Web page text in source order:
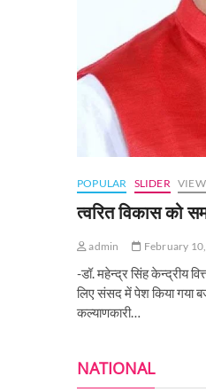
POPULAR SLIDER
त्वरित विकास को
admin February
-डॉ. महेन्द्र सिंह केन्द्रीय
लिए संसद में पेश किया गया
कल्याणकारी…
NATIONAL